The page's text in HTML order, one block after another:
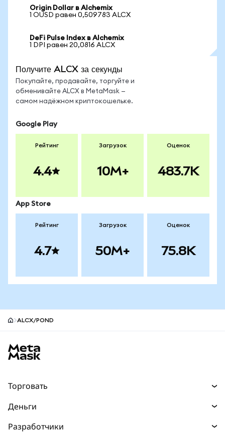
Origin Dollar в Alchemix
1 OUSD равен 0,509783 ALCX
DeFi Pulse Index в Alchemix
1 DPI равен 20,0816 ALCX
Получите ALCX за секунды
Покупайте, продавайте, торгуйте и
обменивайте ALCX в MetaMask —
самом надёжном криптокошельке.
Google Play
Рейтинг
4.4
Загрузок
10M+
Оценок
483.7K
App Store
Рейтинг
4.7
Загрузок
50M+
Оценок
75.8K
ALCX/POND
Торговать
Прогнозы
Деньги
Разработчики